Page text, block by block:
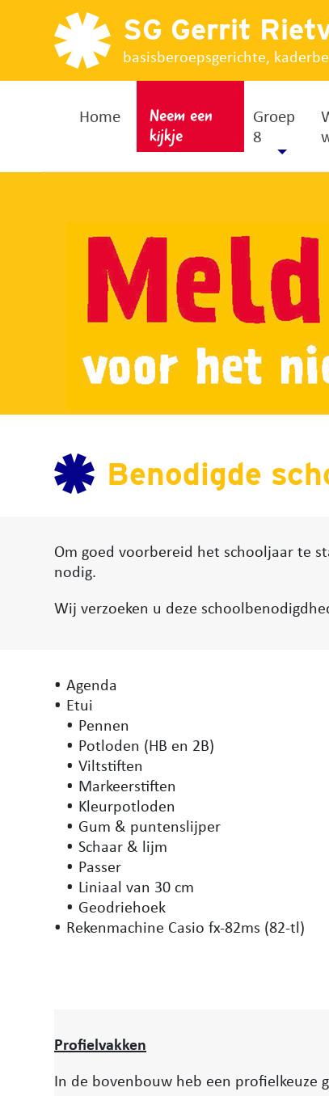
SG Gerrit
basisberoepsgerichte,
Home
Neem een
kijkje
Groep
8
Benodigde
Om goed voorbereid het schooljaar te
nodig.
Wij verzoeken u deze
Agenda
Etui
Pennen
Potloden (HB en 2B)
Viltstiften
Markeerstiften
Kleurpotloden
Gum & puntenslijper
Schaar & lijm
Passer
Liniaal van 30 cm
Geodriehoek
Rekenmachine Casio fx-82ms (82-tl)
Profielvakken
In de bovenbouw heb een profielkeuze